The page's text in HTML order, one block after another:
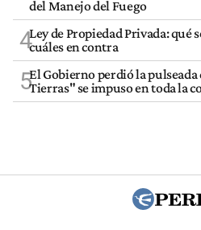
del Manejo del Fuego
4Ley de Propiedad Privada: qué
cuáles en contra
5El Gobierno perdió la
Tierras" se impuso en toda la